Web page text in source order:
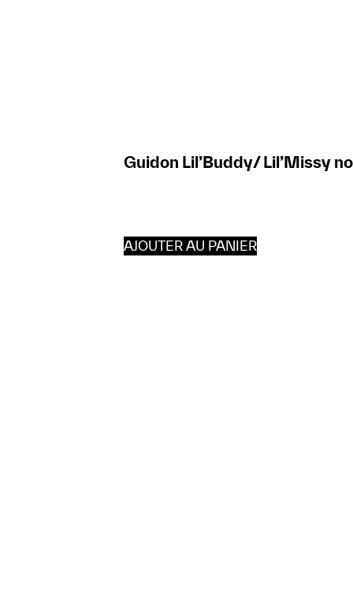
Guidon Lil’Buddy/ Lil’Missy
AJOUTER AU PANIER